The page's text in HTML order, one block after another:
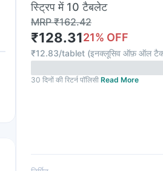
स्ट्रिप में 10 टैबलेट
MRP₹162.42
₹128.3121% OFF
₹12.83/tablet (इनक्लूसिव ऑफ़ ऑल
30 दिनों की रिटर्न पॉलिसी Read More